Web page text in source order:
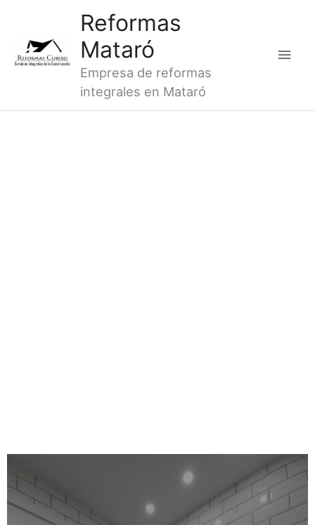
contenido
Reformas
Mataró
Empresa de reformas
integrales en Mataró